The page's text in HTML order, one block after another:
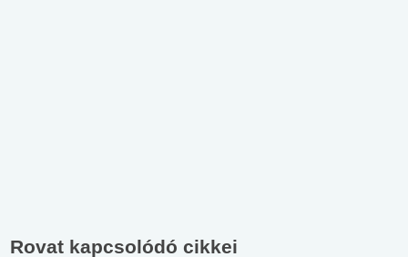
Rovat kapcsolódó cikkei